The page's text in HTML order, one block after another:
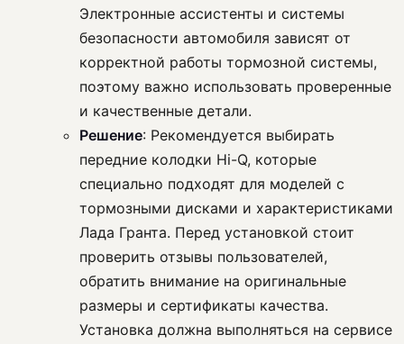
Электронные ассистенты и системы
безопасности автомобиля зависят от
корректной работы тормозной системы,
поэтому важно использовать проверенные
и качественные детали.
Решение: Рекомендуется выбирать
передние колодки Hi-Q, которые
специально подходят для моделей с
тормозными дисками и характеристиками
Лада Гранта. Перед установкой стоит
проверить отзывы пользователей,
обратить внимание на оригинальные
размеры и сертификаты качества.
Установка должна выполняться на сервисе